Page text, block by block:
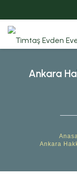
Ankara
Ankara